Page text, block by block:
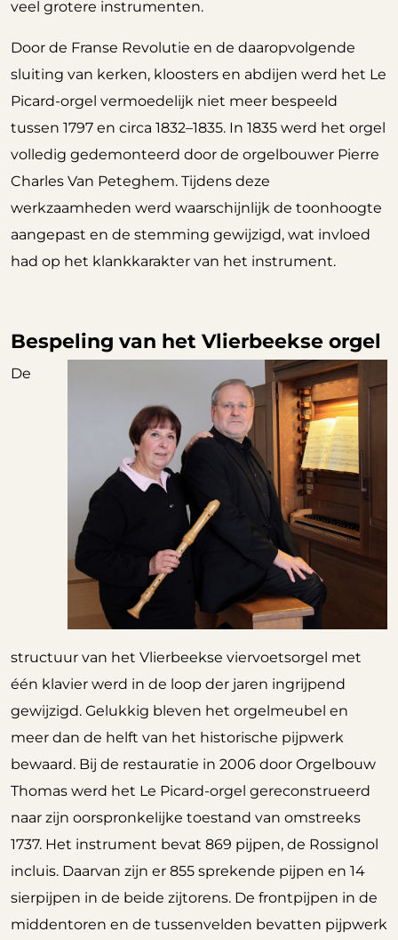
veel grotere instrumenten.
Door de Franse Revolutie en de daaropvolgende
sluiting van kerken, kloosters en abdijen werd het Le
Picard-orgel vermoedelijk niet meer bespeeld
tussen 1797 en circa 1832–1835. In 1835 werd het orgel
volledig gedemonteerd door de orgelbouwer Pierre
Charles Van Peteghem. Tijdens deze
werkzaamheden werd waarschijnlijk de toonhoogte
aangepast en de stemming gewijzigd, wat invloed
had op het klankkarakter van het instrument.
Bespeling van het Vlierbeekse orgel
De
structuur van het Vlierbeekse viervoetsorgel met
één klavier werd in de loop der jaren ingrijpend
gewijzigd. Gelukkig bleven het orgelmeubel en
meer dan de helft van het historische pijpwerk
bewaard. Bij de restauratie in 2006 door Orgelbouw
Thomas werd het Le Picard-orgel gereconstrueerd
naar zijn oorspronkelijke toestand van omstreeks
1737. Het instrument bevat 869 pijpen, de Rossignol
incluis. Daarvan zijn er 855 sprekende pijpen en 14
sierpijpen in de beide zijtorens. De frontpijpen in de
middentoren en de tussenvelden bevatten pijpwerk